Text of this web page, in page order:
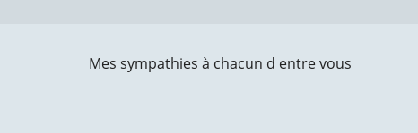
Mes sympathies à chacun d entre vous